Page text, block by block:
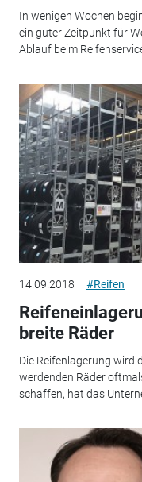
In wenigen Wochen
ein guter Zeitpunkt für
Ablauf beim
14.09.2018 #Reifen
breite Räder
Die Reifenlagerung wird
werdenden Räder
schaffen, hat das